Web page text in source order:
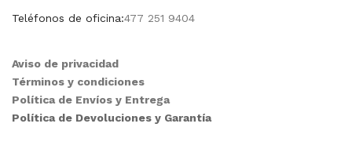
Teléfonos de oficina:477 251 9404
Aviso de privacidad
Términos y condiciones
Política de Envíos y Entrega
Política de Devoluciones y Garantía